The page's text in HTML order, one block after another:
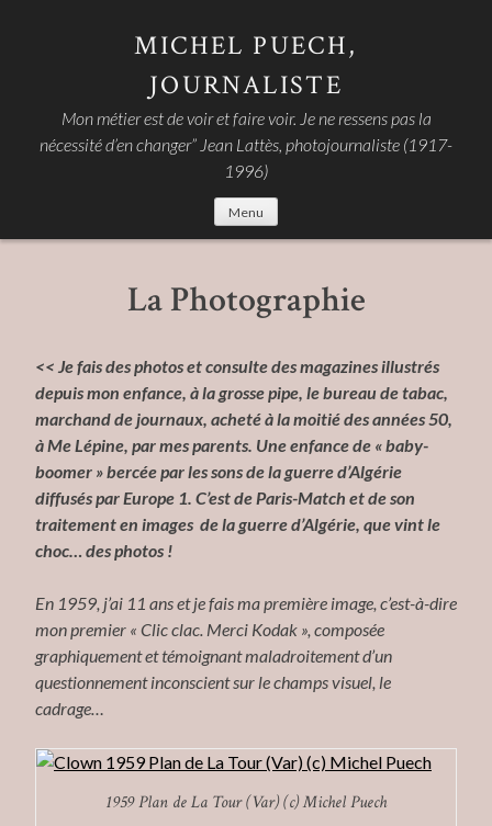
MICHEL PUECH,
JOURNALISTE
Mon métier est de voir et faire voir. Je ne ressens pas la
nécessité d’en changer” Jean Lattès, photojournaliste (1917-
1996)
Menu
La Photographie
<< Je fais des photos et consulte des magazines illustrés
depuis mon enfance, àla grosse pipe, le bureau de tabac,
marchand de journaux, acheté à la moitié des années 50,
à Me Lépine, par mes parents. Une enfance de « baby-
boomer » bercée par les sons de la guerre d’Algérie
diffusés parEurope 1. C’est de Paris-Match et de son
traitement en images de la guerre d’Algérie, que vint le
choc… des photos !
En 1959, j’ai 11 ans et je fais ma première image, c’est-à-dire
mon premier « Clic clac. Merci Kodak », composée
graphiquement et témoignant maladroitement d’un
questionnement inconscient sur le champs visuel, le
cadrage…
1959 Plan de La Tour (Var) (c) Michel Puech